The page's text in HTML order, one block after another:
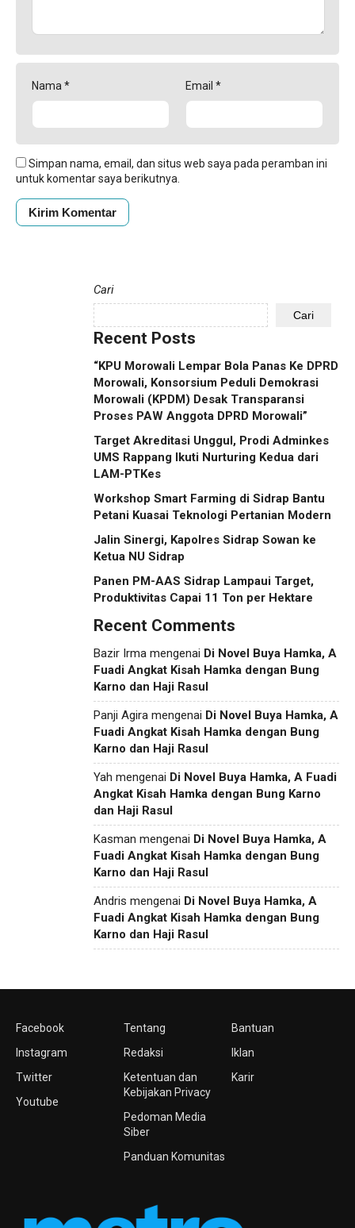
Nama * Email *
Simpan nama, email, dan situs web saya pada peramban ini
untuk komentar saya berikutnya.
Cari
Cari
Recent Posts
“KPU Morowali Lempar Bola Panas Ke DPRD
Morowali, Konsorsium Peduli Demokrasi
Morowali (KPDM) Desak Transparansi
Proses PAW Anggota DPRD Morowali”
Target Akreditasi Unggul, Prodi Adminkes
UMS Rappang Ikuti Nurturing Kedua dari
LAM-PTKes
Workshop Smart Farming di Sidrap Bantu
Petani Kuasai Teknologi Pertanian Modern
Jalin Sinergi, Kapolres Sidrap Sowan ke
Ketua NU Sidrap
Panen PM-AAS Sidrap Lampaui Target,
Produktivitas Capai 11 Ton per Hektare
Recent Comments
Bazir Irma mengenai Di Novel Buya Hamka, A
Fuadi Angkat Kisah Hamka dengan Bung
Karno dan Haji Rasul
Panji Agira mengenai Di Novel Buya Hamka, A
Fuadi Angkat Kisah Hamka dengan Bung
Karno dan Haji Rasul
Yah mengenai Di Novel Buya Hamka, A Fuadi
Angkat Kisah Hamka dengan Bung Karno
dan Haji Rasul
Kasman mengenai Di Novel Buya Hamka, A
Fuadi Angkat Kisah Hamka dengan Bung
Karno dan Haji Rasul
Andris mengenai Di Novel Buya Hamka, A
Fuadi Angkat Kisah Hamka dengan Bung
Karno dan Haji Rasul
Facebook
Instagram
Twitter
Youtube
Tentang
Redaksi
Ketentuan dan
Kebijakan Privacy
Pedoman Media
Siber
Panduan Komunitas
Bantuan
Iklan
Karir